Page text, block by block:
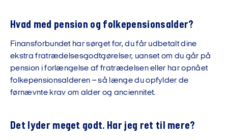
Hvad med pension og folkepensionsalder?
Finansforbundet har sørget for, du får udbetalt dine
ekstra fratrædelsesgodtgørelser, uanset om du går på
pension i forlængelse af fratrædelsen eller har opnået
folkepensionsalderen – så længe du opfylder de
førnævnte krav om alder og anciennitet.
Det lyder meget godt. Har jeg ret til mere?